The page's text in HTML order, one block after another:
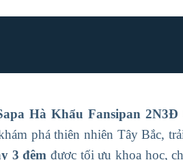
Hà Khẩu Fansipan 2N3Đ
phá thiên nhiên Tây Bắc,
3 đêm được tối ưu khoa học,